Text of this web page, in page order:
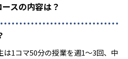
イトより
スの内容は？
1コマ50分の授業を週1～3回、中